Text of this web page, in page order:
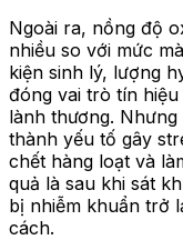
Ngoài ra, nồng độ
nhiều so với mức
kiện sinh lý, lượng
đóng vai trò tín
lành thương.
thành yếu tố gây
chết hàng loạt và
quả là sau khi sát
bị nhiễm khuẩn trở
cách.